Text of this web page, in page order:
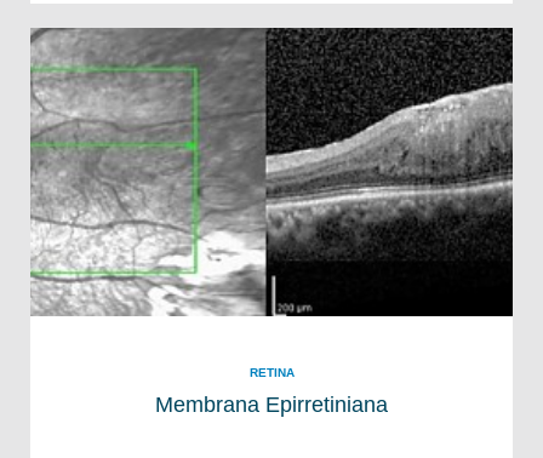
RETINA
Membrana Epirretiniana